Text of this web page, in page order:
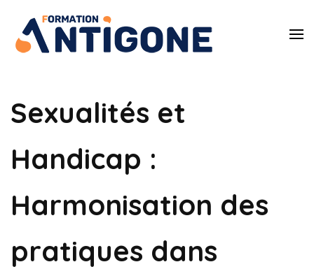
Antigone
Egalité des droits
Sexualités et
Handicap :
Harmonisation des
pratiques dans